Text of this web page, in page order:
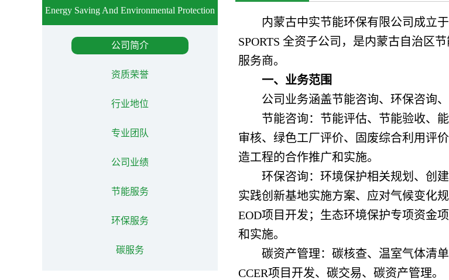
Energy Saving And Environmental Protection
公司简介
资质荣誉
行业地位
专业团队
公司业绩
节能服务
环保服务
碳服务
内蒙古中实节能环保有限公司成立
SPORTS 全资子公司，是内蒙古自治区
服务商。
一、业务范围
公司业务涵盖节能咨询、环保咨询
节能咨询：节能评估、节能验收、
审核、绿色工厂评价、固废综合利用评
造工程的合作推广和实施。
环保咨询：环境保护相关规划、创
实践创新基地实施方案、应对气候变化
EOD项目开发；生态环境保护专项资金
和实施。
碳资产管理：碳核查、温室气体清
CCER项目开发、碳交易、碳资产管理。